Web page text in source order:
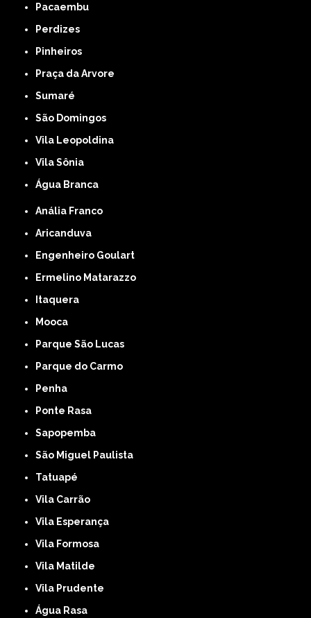
Pacaembu
Perdizes
Pinheiros
Praça da Arvore
Sumaré
São Domingos
Vila Leopoldina
Vila Sônia
Água Branca
Anália Franco
Aricanduva
Engenheiro Goulart
Ermelino Matarazzo
Itaquera
Mooca
Parque São Lucas
Parque do Carmo
Penha
Ponte Rasa
Sapopemba
São Miguel Paulista
Tatuapé
Vila Carrão
Vila Esperança
Vila Formosa
Vila Matilde
Vila Prudente
Água Rasa